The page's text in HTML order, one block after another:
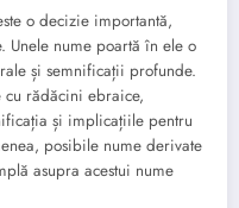
o decizie importantă,
Unele nume poartă în ele o
și semnificații profunde.
cu rădăcini ebraice,
și implicațiile pentru
posibile nume derivate
asupra acestui nume